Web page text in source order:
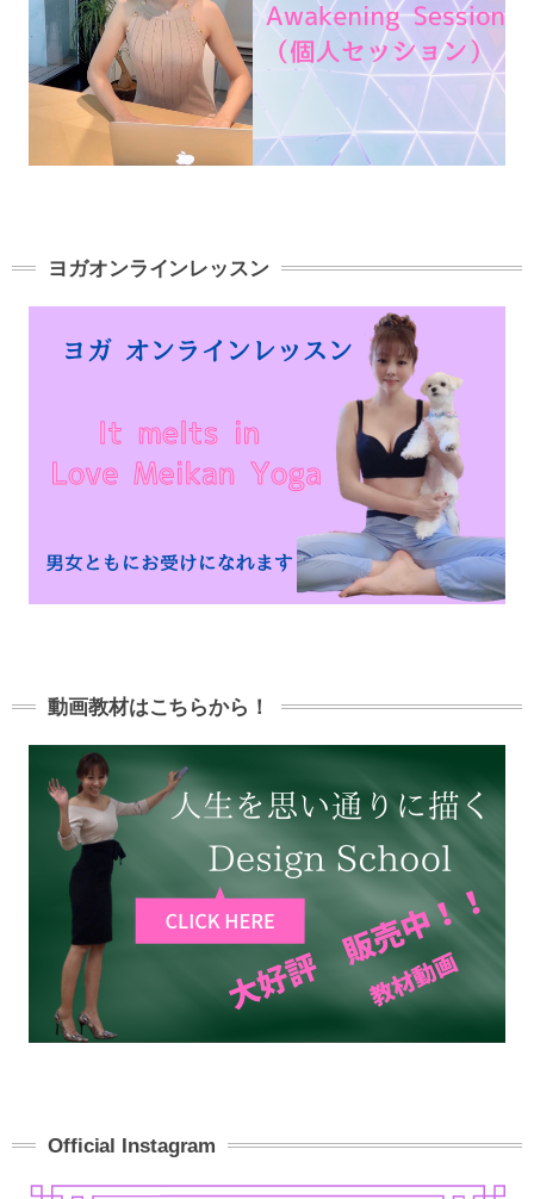
ヨガオンラインレッスン
動画教材はこちらから！
Official Instagram